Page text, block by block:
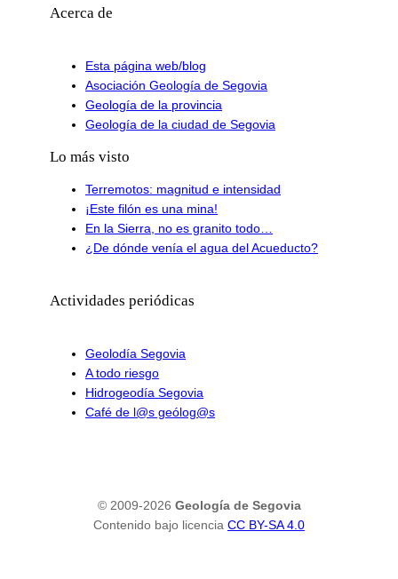
Acerca de
Esta página web/blog
Asociación Geología de Segovia
Geología de la provincia
Geología de la ciudad de Segovia
Lo más visto
Terremotos: magnitud e intensidad
¡Este filón es una mina!
En la Sierra, no es granito todo…
¿De dónde venía el agua del Acueducto?
Actividades periódicas
Geolodía Segovia
A todo riesgo
Hidrogeodía Segovia
Café de l@s geólog@s
© 2009-2026 Geología de Segovia
Contenido bajo licencia CC BY-SA 4.0